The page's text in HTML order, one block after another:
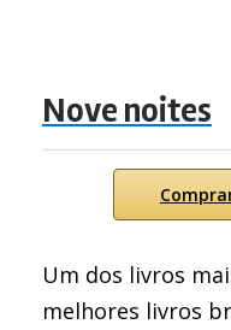
Nove noites
Um dos livros
melhores livros